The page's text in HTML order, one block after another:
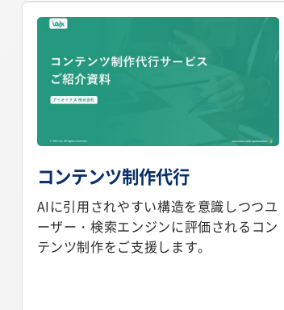
コンテンツ制作代行
AIに引用されやすい構造を意識しつつユ
ーザー・検索エンジンに評価されるコン
テンツ制作をご支援します。